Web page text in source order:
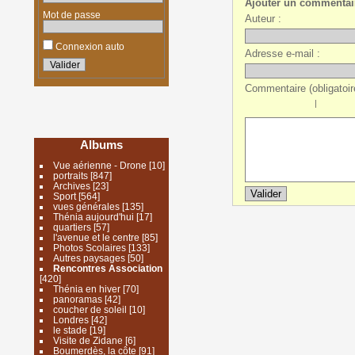
Mot de passe
Connexion auto
Albums
Vue aérienne - Drone [10]
portraits[847]
Archives [23]
Sport[564]
vues générales[135]
Thénia aujourd'hui [17]
quartiers[57]
l'avenue et le centre [85]
Photos Scolaires[133]
Autres paysages[50]
Rencontres Association
[420]
Thénia en hiver[70]
panoramas[42]
coucher de soleil [10]
Londres[42]
le stade [19]
Visite de Zidane [6]
Boumerdès, la côte [91]
Ajouter un
Auteur :
Adresse e-mail :
Commentaire
|